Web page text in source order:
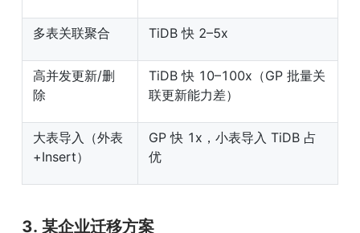
多表关联聚合 TiDB 快 2–5x
高并发更新/删
除
TiDB 快 10–100x（GP 批量关
联更新能力差）
大表导入（外表
+Insert）
GP 快 1x，小表导入 TiDB 占
优
3. 某企业迁移方案